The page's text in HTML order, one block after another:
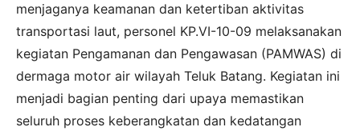
menjaganya keamanan dan ketertiban aktivitas
transportasi laut, personel KP.VI-10-09 melaksanakan
kegiatan Pengamanan dan Pengawasan (PAMWAS) di
dermaga motor air wilayah Teluk Batang. Kegiatan ini
menjadi bagian penting dari upaya memastikan
seluruh proses keberangkatan dan kedatangan